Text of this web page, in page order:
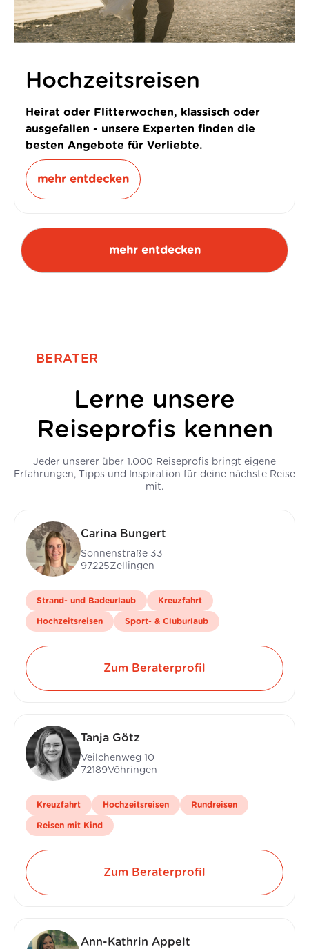
Hochzeitsreisen
Heirat oder Flitterwochen, klassisch oder
ausgefallen - unsere Experten finden die
besten Angebote für Verliebte.
mehr entdecken
mehr entdecken
BERATER
Lerne unsere
Reiseprofis kennen
Jeder unserer über 1.000 Reiseprofis bringt eigene
Erfahrungen, Tipps und Inspiration für deine nächste Reise
mit.
Carina Bungert
Sonnenstraße 33
97225Zellingen
Strand- und Badeurlaub Kreuzfahrt
Hochzeitsreisen Sport- & Cluburlaub
Zum Beraterprofil
Tanja Götz
Veilchenweg 10
72189Vöhringen
Kreuzfahrt Hochzeitsreisen Rundreisen
Reisen mit Kind
Zum Beraterprofil
Ann-Kathrin Appelt